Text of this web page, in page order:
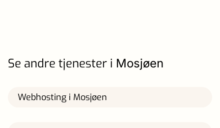
Se andre tjenester i Mosjøen
Webhosting i Mosjøen